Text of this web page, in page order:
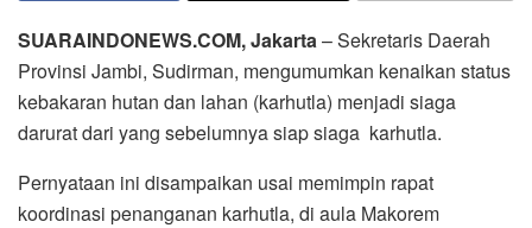
SUARAINDONEWS.COM, Jakarta– Sekretaris Daerah
Provinsi Jambi, Sudirman, mengumumkan kenaikan status
kebakaran hutan dan lahan (karhutla) menjadi siaga
darurat dari yang sebelumnya siap siaga karhutla.
Pernyataan ini disampaikan usai memimpin rapat
koordinasi penanganan karhutla, di aula Makorem